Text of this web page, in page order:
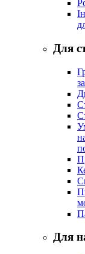
Для
Для